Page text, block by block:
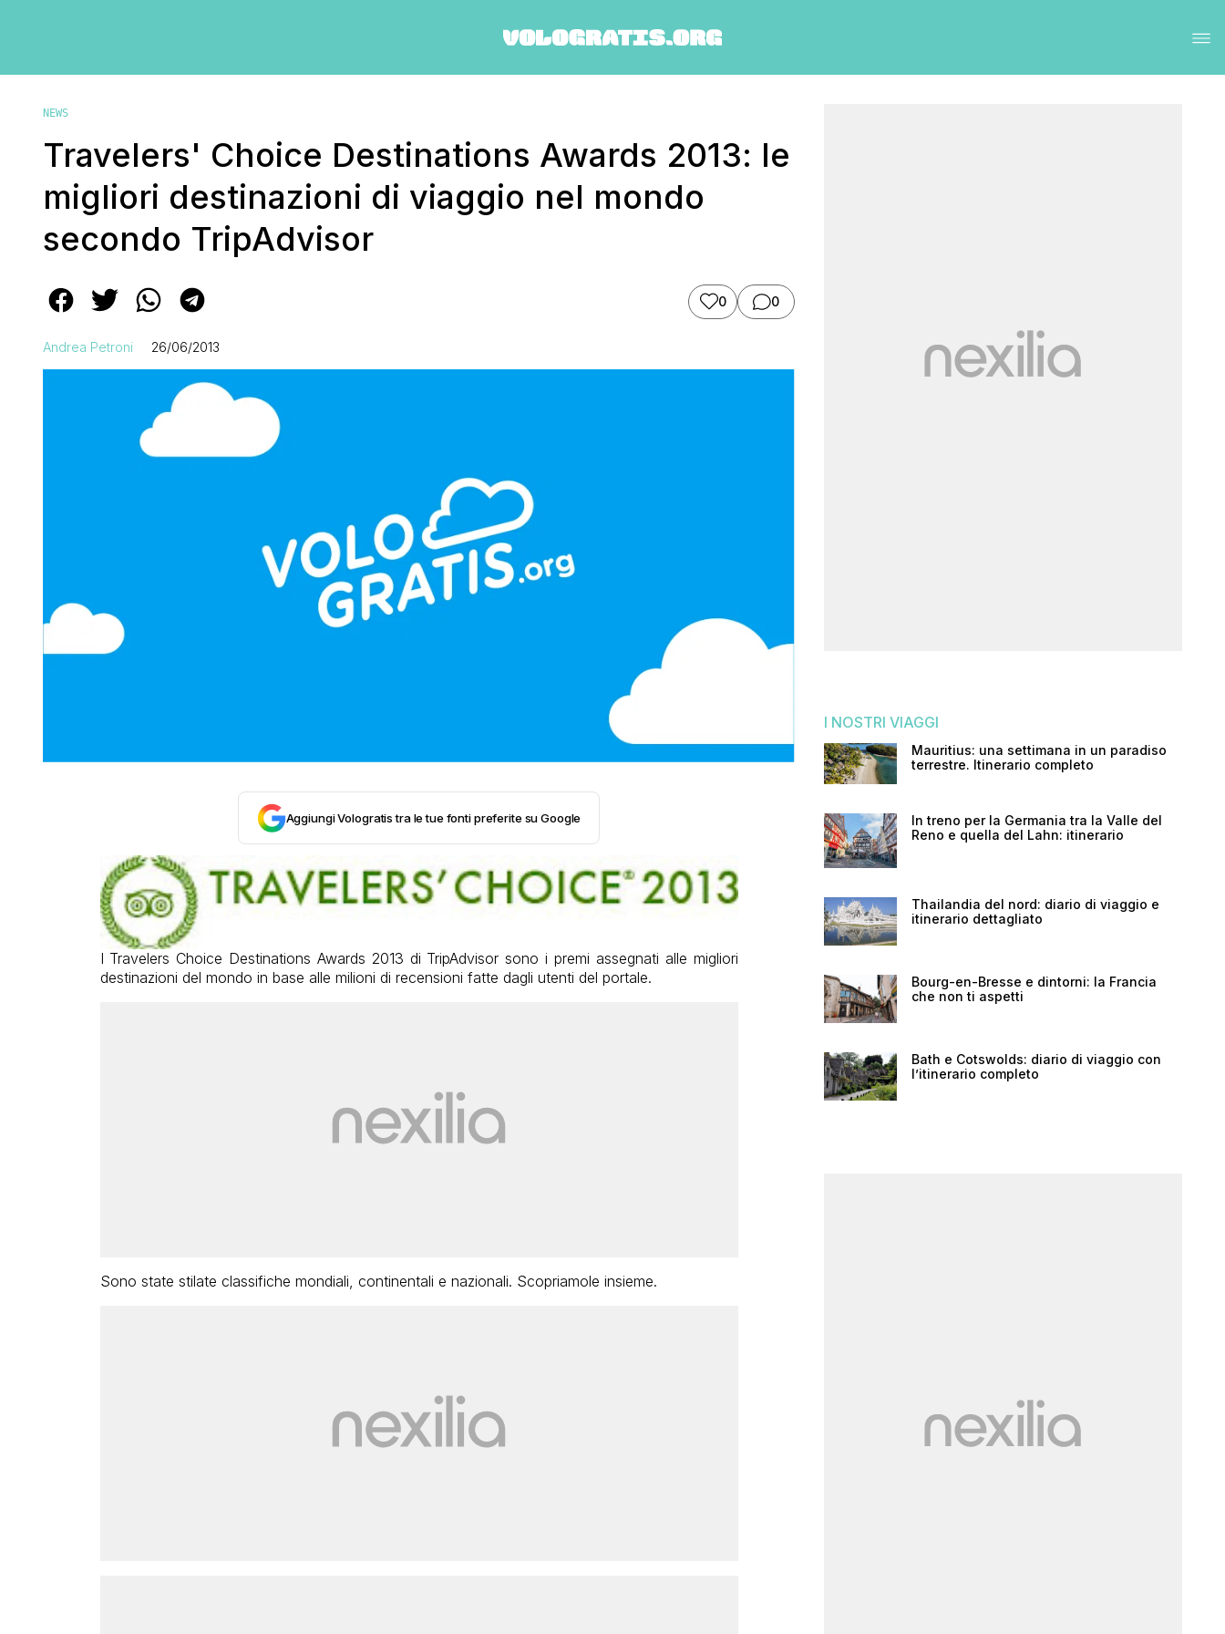
NEWS
Travelers' Choice Destinations Awards 2013: le
migliori destinazioni di viaggio nel mondo
secondo TripAdvisor
0 0
Andrea Petroni 26/06/2013
Aggiungi Vologratis tra le tue fonti preferite su Google
I Travelers Choice Destinations Awards 2013 di TripAdvisor sono i premi assegnati alle migliori
destinazioni del mondo in base alle milioni di recensioni fatte dagli utenti del portale.
Sono state stilate classifiche mondiali, continentali e nazionali. Scopriamole insieme.
I NOSTRI VIAGGI
Mauritius: una settimana in un paradiso
terrestre. Itinerario completo
In treno per la Germania tra la Valle del
Reno e quella del Lahn: itinerario
Thailandia del nord: diario di viaggio e
itinerario dettagliato
Bourg-en-Bresse e dintorni: la Francia
che non ti aspetti
Bath e Cotswolds: diario di viaggio con
l’itinerario completo